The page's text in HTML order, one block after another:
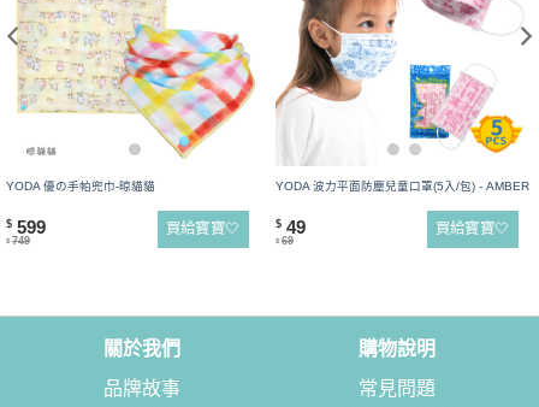
YODA 優の手帕兜巾-晾貓貓
$ 599
$ 749
買給寶寶🤍
YODA 波力平面防塵兒童口罩(5入/包) - AMBER
$ 49
$ 69
買給寶寶🤍
關於我們
品牌故事
購物說明
常見問題